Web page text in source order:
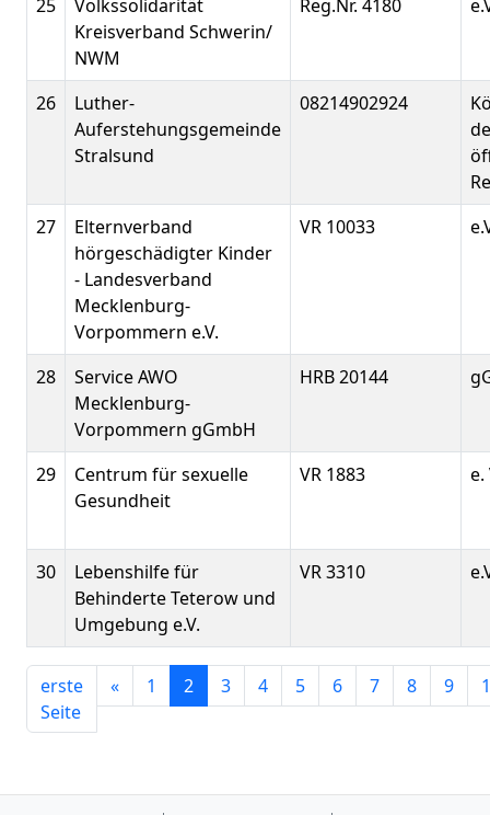
25
Volkssolidarität
Kreisverband Schwerin/
NWM
Reg.Nr. 4180
26
Luther-
Auferstehungsgemeinde
Stralsund
08214902924
27
Elternverband
hörgeschädigter Kinder
- Landesverband
Mecklenburg-
Vorpommern e.V.
VR 10033
28
Service AWO
Mecklenburg-
Vorpommern gGmbH
HRB 20144
29
Centrum für sexuelle
Gesundheit
VR 1883 e.
30
Lebenshilfe für
Behinderte Teterow und
Umgebung e.V.
VR 3310
erste
Seite
« 1 2 3 4 5 6 7 8 9